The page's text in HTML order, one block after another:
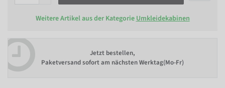
Weitere Artikel aus der Kategorie Umkleidekabinen
Jetzt bestellen,
Paketversand sofort am nächsten Werktag(Mo-Fr)